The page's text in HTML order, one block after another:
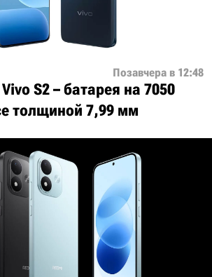
Позавчера в 12:48
S2 – батарея на 7050
толщиной 7,99 мм